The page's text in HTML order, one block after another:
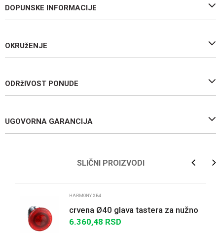
DOPUNSKE INFORMACIJE
OKRUžENJE
ODRžIVOST PONUDE
UGOVORNA GARANCIJA
SLIČNI PROIZVODI
HARMONY XB4
crvena Ø40 glava tastera za nužno
isklj. Ø22 zadrš.otpuštanje
6.360,48 RSD